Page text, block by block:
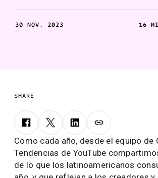
30 NOV, 2023 16
SHARE
Como cada año, desde el equipo de
Tendencias de YouTube
de lo que los latinoamericanos